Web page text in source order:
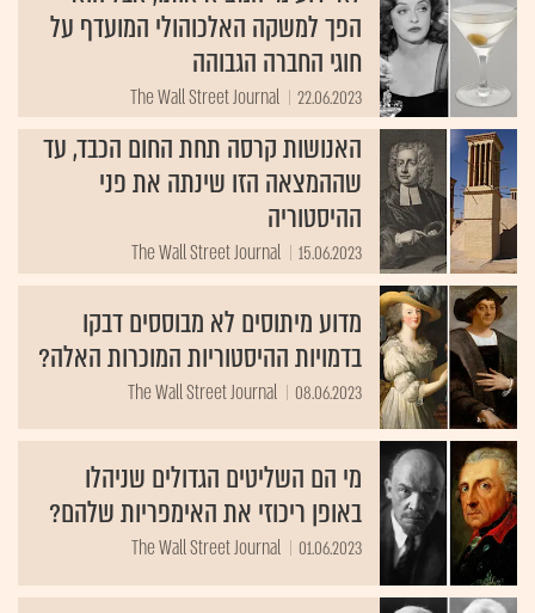
הפך למשקה האלכוהולי המועדף על
חוגי החברה הגבוהה
22.06.2023
The Wall Street Journal
האנושות קרסה תחת החום הכבד, עד
שההמצאה הזו שינתה את פני
ההיסטוריה
15.06.2023
The Wall Street Journal
מדוע מיתוסים לא מבוססים דבקו
בדמויות ההיסטוריות המוכרות האלה?
08.06.2023
The Wall Street Journal
מי הם השליטים הגדולים שניהלו
באופן ריכוזי את האימפריות שלהם?
01.06.2023
The Wall Street Journal